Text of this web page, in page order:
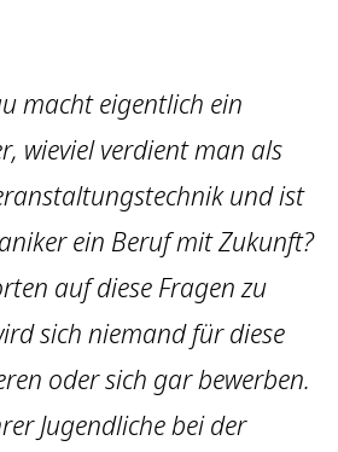
macht eigentlich ein
wieviel verdient man als
und ist
ein Beruf mit Zukunft?
auf diese Fragen zu
sich niemand für diese
oder sich gar bewerben.
Jugendliche bei der